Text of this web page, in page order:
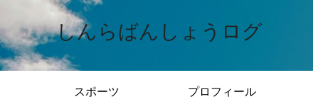
しんらばんしょうログ
スポーツ プロフィール